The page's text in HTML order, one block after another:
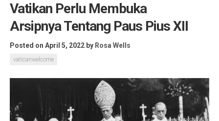
Vatikan Perlu Membuka
Arsipnya Tentang Paus Pius XII
Posted on April 5, 2022 by Rosa Wells
vaticanwelcome